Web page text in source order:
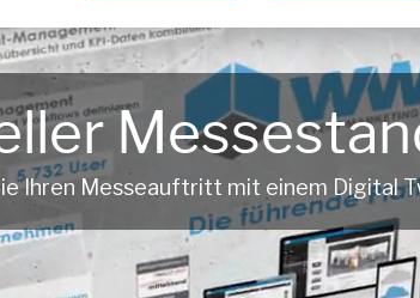
Ihren Messeauftritt mit einem Digital